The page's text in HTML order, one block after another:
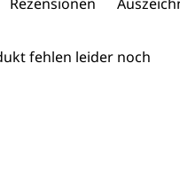
fehlen leider noch